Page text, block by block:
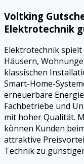
Voltking
Elektrotechnik
Elektrotechnik
Häusern,
klassischen
Smart-Home-
erneuerbare
Fachbetriebe und
mit hoher Qualität.
können Kunden
attraktive
Technik zu